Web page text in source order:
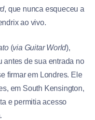
, que nunca esqueceu a
ao vivo.
(via Guitar World),
antes de sua entrada no
firmar em Londres. Ele
em South Kensington,
e permitia acesso